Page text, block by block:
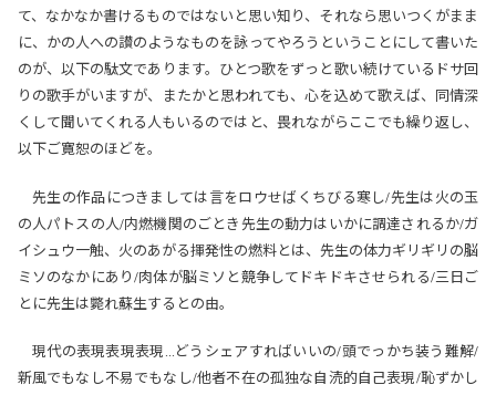
て、なかなか書けるものではないと思い知り、それなら思いつくがまま
に、かの人への讃のようなものを詠ってやろうということにして書いた
のが、以下の駄文であります。ひとつ歌をずっと歌い続けているドサ回
りの歌手がいますが、またかと思われても、心を込めて歌えば、同情深
くして聞いてくれる人もいるのではと、畏れながらここでも繰り返し、
以下ご寛恕のほどを。
先生の作品につきましては言をロウせばくちびる寒し/先生は火の玉
の人パトスの人/内燃機関のごとき先生の動力はいかに調達されるか/ガ
イシュウ一触、火のあがる揮発性の燃料とは、先生の体力ギリギリの脳
ミソのなかにあり/肉体が脳ミソと競争してドキドキさせられる/三日ご
とに先生は斃れ蘇生するとの由。
現代の表現表現表現…どうシェアすればいいの/頭でっかち装う難解/
新風でもなし不易でもなし/他者不在の孤独な自涜的自己表現/恥ずかし